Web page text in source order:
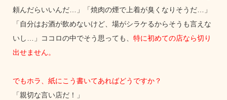
頼んだらいいんだ…」「焼肉の煙で上着が臭くなりそうだ…」
「自分はお酒が飲めないけど、場がシラケるからそうも言えな
いし…」ココロの中でそう思っても、 特に初めての店なら切り
出せません。
でもホラ、紙にこう書いてあればどうですか？
「親切な言い店だ！」